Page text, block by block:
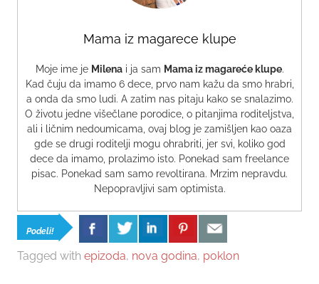
Mama iz magarece klupe
Moje ime je Milenai ja sam Mama iz magareće klupe.
Kad čuju da imamo 6 dece, prvo nam kažu da smo hrabri,
a onda da smo ludi. A zatim nas pitaju kako se snalazimo.
O životu jedne višečlane porodice, o pitanjima roditeljstva,
ali i ličnim nedoumicama, ovaj blog je zamišljen kao oaza
gde se drugi roditelji mogu ohrabriti, jer svi, koliko god
dece da imamo, prolazimo isto. Ponekad sam freelance
pisac. Ponekad sam samo revoltirana. Mrzim nepravdu.
Nepopravljivi sam optimista.
Podeli!
Tagged with epizoda, nova godina, poklon